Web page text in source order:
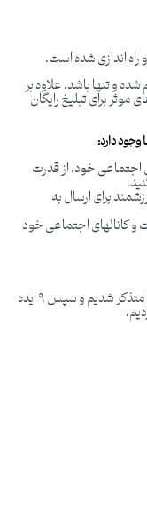
اندازی شده است.
و تنها باشد. علاوه بر
برای تبلیغ رایگان
دارد:
خود، از قدرت
برای ارسال به
کانالهای اجتماعی خود
در این مقاله ابتدا، ضرورت داشتن سایت شخصی را متذکر شدیم و سپس ۹ ایده